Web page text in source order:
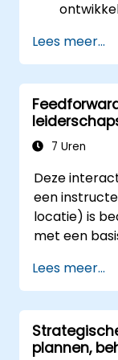
stelt, om
Effectieve
ieders
zijn
Het
en
Lees meer...
7 Uren
Deze
een
locatie) is
met een
de
over
verbeteren.
Lees meer...
plannen,